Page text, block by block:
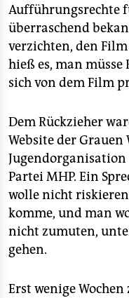
veranstaltungen
shop
fragen & hilfe
abo
genossenschaft
epaper login
Aufführungsrechte
überraschend
verzichten, den
hieß es, man
sich von dem Film
Dem Rückzieher
Website der Grauen
Partei MHP. Ein
wolle nicht
komme, und man
nicht zumuten,
gehen.
Erst wenige